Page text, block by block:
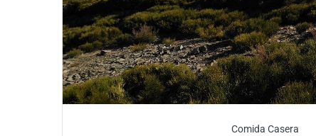
Comida Casera